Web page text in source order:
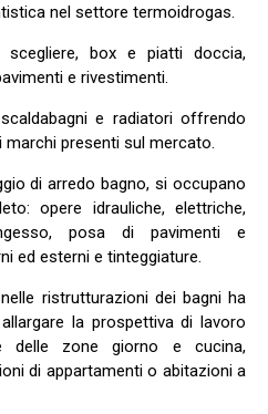
nel settore termoidrogas.
box e piatti doccia,
e rivestimenti.
e radiatori offrendo
presenti sul mercato.
di arredo bagno, si occupano
opere idrauliche, elettriche,
posa di pavimenti e
ed esterni e tinteggiature.
ristrutturazioni dei bagni ha
la prospettiva di lavoro
delle zone giorno e cucina,
di appartamenti o abitazioni a